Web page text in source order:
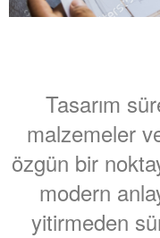
Tasarım
malzemeler
özgün bir
modern
yitirmeden